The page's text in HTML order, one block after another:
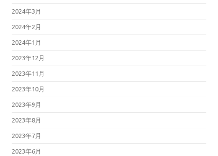
2024年3月
2024年2月
2024年1月
2023年12月
2023年11月
2023年10月
2023年9月
2023年8月
2023年7月
2023年6月